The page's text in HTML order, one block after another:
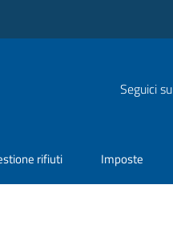
Seguici su
rifiuti Imposte